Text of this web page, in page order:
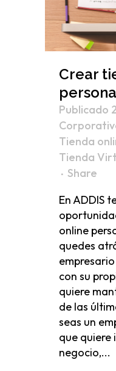
Crear
Publicado
Tienda
Tienda
Share
En ADDIS
online
quedes
con su
quiere
de las
seas un
que quiere
negocio,...